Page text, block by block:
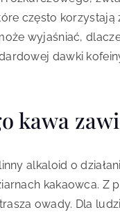
często
wyjaśniać,
dawki
kawa
alkaloid o
kakaowca. Z
owady. Dla